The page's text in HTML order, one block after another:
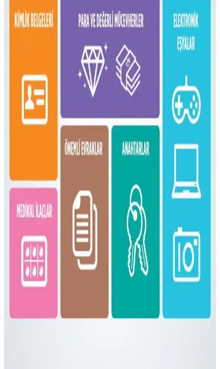
Çoklu Sırt Çantası Koleksiyonu ve Onebag Seyahat
Konseptinde Kullanım İncelemesi
Çeşitli sırt çantalarının kullanım alanları, özellikleri ve onebag
seyahat konseptindeki rolleri incelenerek, ideal çanta seçimi ve
fonksiyonellik dengesi üzerine kapsamlı bilgiler sunulmaktadır.
16 Litrelik Kanken Sırt Çantasıyla 4 Gün 4 Gece
Minimalist Seyahat Planlama
16 litrelik Kanken sırt çantasıyla 4 gün 4 gece minimalist seyahat
için teknoloji, kişisel bakım ve giysi eşyalarının düzenli ve hafif
paketlenmesi anlatılıyor. Beden ve ihtiyaçlara göre esneklik
Fjällräven Kånken 16L ile 15 Günlük Yaz
Fjällräven Kånken 16L sırt çantasıyla 15 günlük yaz seyahati için
hafif ve düzenli paketleme yöntemleri, ergonomik özellikler ve
seyahat deneyimleri detaylandırılıyor.
Gossamer Gear Vagabond Jet: Hafif ve Fonksiyonel
OneBag Seyahat Çantası İncelemesi
Gossamer Gear Vagabond Jet, hafifliği ve koruyucu laptop
bölmesiyle 3-7 günlük seyahatler için ideal. Şehir içi ve doğa
yürüyüşlerinde pratik kullanım sunar, ancak yağmurda ek önlem
gerekebilir.